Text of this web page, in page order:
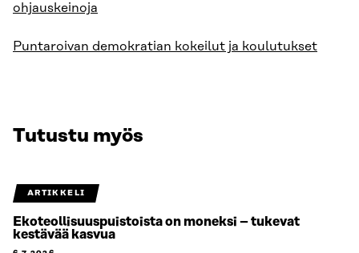
ohjauskeinoja
Puntaroivan demokratian kokeilut ja koulutukset
Tutustu myös
ARTIKKELI
Ekoteollisuuspuistoista on moneksi – tukevat
kestävää kasvua